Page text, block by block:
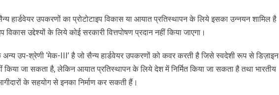
हार्डवेयर उपकरणों का प्रोटोटाइप विकास या आयात प्रतिस्थापन के लिये इसका उन्नयन शामिल है
विकास उद्देश्यों के लिये कोई सरकारी वित्तपोषण प्रदान नहीं किया जाएगा।
उप-श्रेणी ‘मेक-III’ है जो सैन्य हार्डवेयर उपकरणों को कवर करती है जिसे स्वदेशी रूप से डिज़ाइन
किया जा सकता है, लेकिन आयात प्रतिस्थापन के लिये देश में निर्मित किया जा सकता है तथा भारतीय
के सहयोग से इनका निर्माण कर सकती हैं।